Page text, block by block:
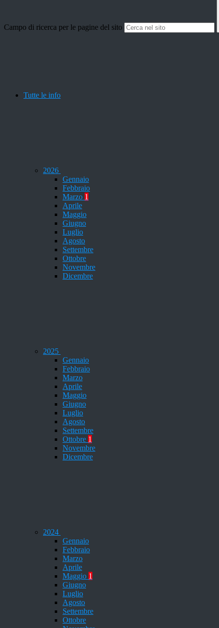
Campo di ricerca per le pagine del sito
Tutte le info
2026
Gennaio
Febbraio
Marzo 1
Aprile
Maggio
Giugno
Luglio
Agosto
Settembre
Ottobre
Novembre
Dicembre
2025
Gennaio
Febbraio
Marzo
Aprile
Maggio
Giugno
Luglio
Agosto
Settembre
Ottobre 1
Novembre
Dicembre
2024
Gennaio
Febbraio
Marzo
Aprile
Maggio 1
Giugno
Luglio
Agosto
Settembre
Ottobre